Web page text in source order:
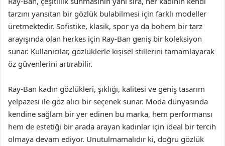
tarzını yansıtan bir gözlük bulabilmesi için farklı modeller
üretmektedir. Sofistike, klasik, spor ya da bohem bir tarz
arayışında olan herkes için Ray-Ban geniş bir koleksiyon
sunar. Kullanıcılar, gözlüklerle kişisel stillerini tamamlayarak
öz güvenlerini artırabilir.
Ray-Ban kadın gözlükleri, şıklığı, kalitesi ve geniş tasarım
yelpazesi ile göz alıcı bir seçenek sunar. Moda dünyasında
kendine sağlam bir yer edinen bu marka, hem performansı
hem de estetiği bir arada arayan kadınlar için ideal bir tercih
olmaya devam ediyor. Unutulmamalıdır ki, doğru gözlük